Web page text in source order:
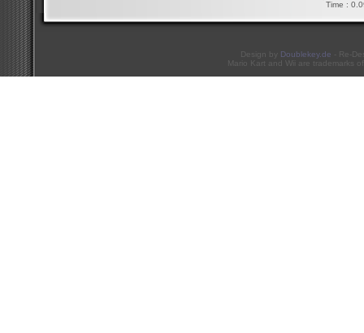
Time :
Design by Doublekey.de - Re-
Mario Kart and Wii are trademarks